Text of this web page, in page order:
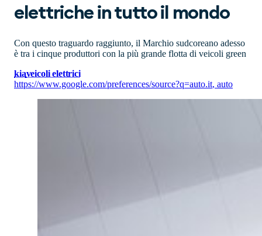
elettriche in tutto il mondo
Con questo traguardo raggiunto, il Marchio sudcoreano adesso
è tra i cinque produttori con la più grande flotta di veicoli green
kiaveicoli elettrici
https://www.google.com/preferences/source?q=auto.it, auto